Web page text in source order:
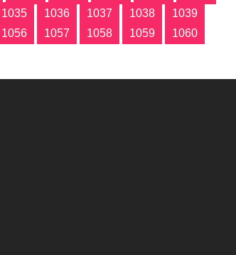
1035 1036 1037 1038
1039
1056 1057 1058 1059 1060